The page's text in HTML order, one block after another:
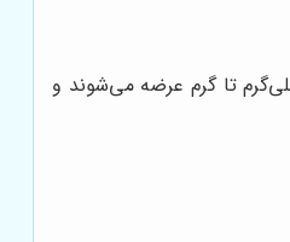
تا گرم عرضه می‌شوند و